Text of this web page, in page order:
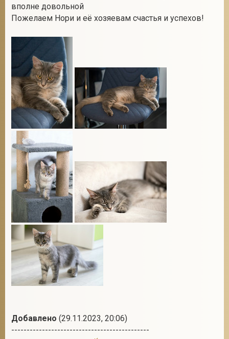
вполне довольной
Пожелаем Нори и её хозяевам счастья и успехов!
Добавлено (29.11.2023, 20:06)
---------------------------------------------